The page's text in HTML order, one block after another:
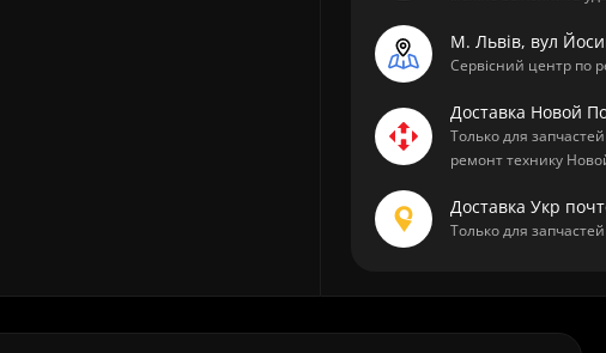
М. Львів, вул
Сервісний центр по
Доставка Новой
Только для
ремонт технику
Доставка Укр
Только для